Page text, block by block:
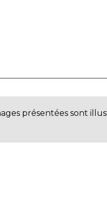
présentées sont